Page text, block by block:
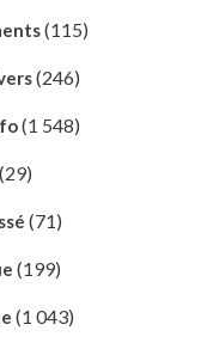
(115)
(246)
(1 548)
(29)
(71)
(199)
(1 043)